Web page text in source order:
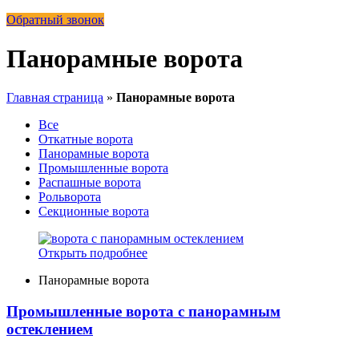
Обратный звонок
Панорамные ворота
Главная страница » Панорамные ворота
Все
Откатные ворота
Панорамные ворота
Промышленные ворота
Распашные ворота
Рольворота
Секционные ворота
Открыть подробнее
Панорамные ворота
Промышленные ворота с панорамным
остеклением